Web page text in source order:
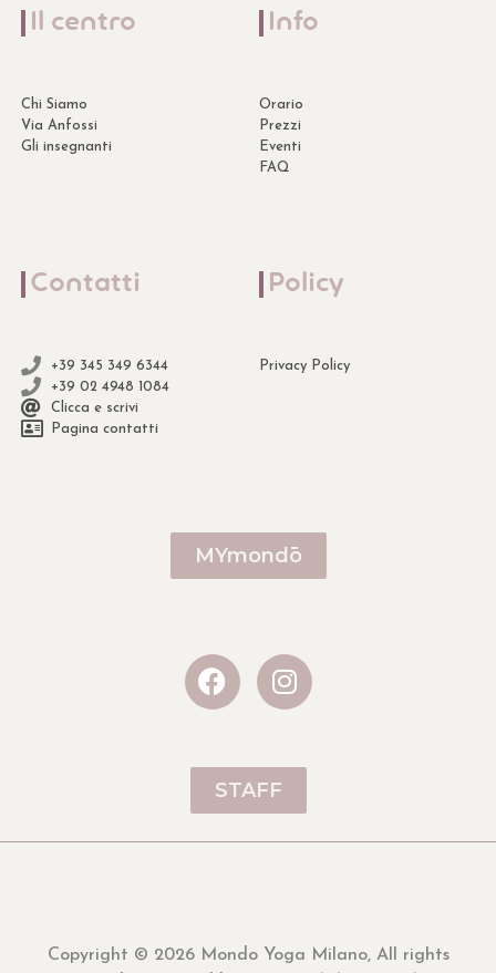
Il centro
Chi Siamo
Via Anfossi
Gli insegnanti
Info
Orario
Prezzi
Eventi
FAQ
Contatti
+39 345 349 6344
+39 02 4948 1084
Clicca e scrivi
Pagina contatti
Policy
Privacy Policy
MYmondō
STAFF
Copyright © 2026 Mondo Yoga Milano, All rights